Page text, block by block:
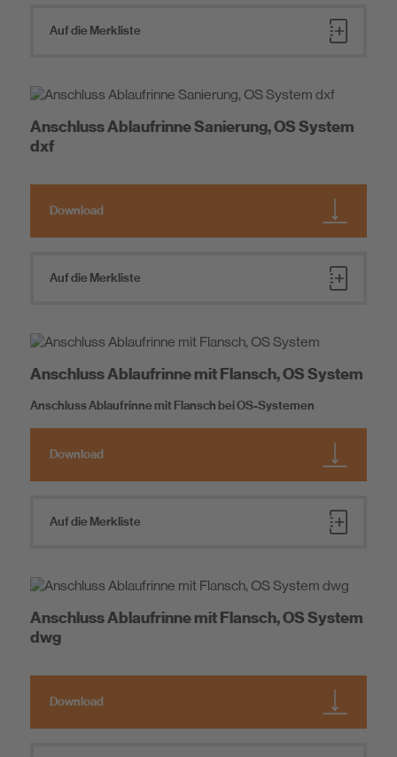
Auf die Merkliste
Anschluss Ablaufrinne Sanierung, OS System
dxf
Download
Auf die Merkliste
Anschluss Ablaufrinne mit Flansch, OS System
Anschluss Ablaufrinne mit Flansch bei OS-Systemen
Download
Auf die Merkliste
Anschluss Ablaufrinne mit Flansch, OS System
dwg
Download